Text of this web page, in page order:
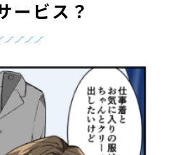
ービス？